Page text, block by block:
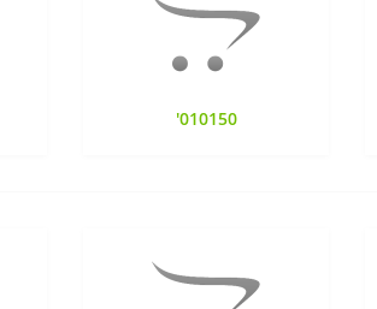
'010150